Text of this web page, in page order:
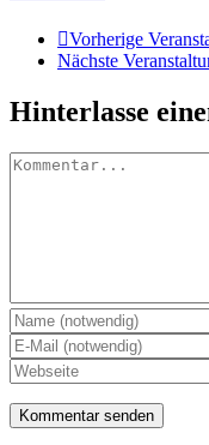
Vorherige
Nächste
Hinterlasse
Kommentar